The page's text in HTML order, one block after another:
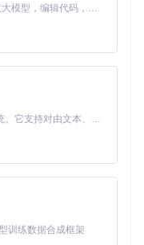
Claude Code 的开源替代方案。连接任意大模型，编辑代码，运行命令，自动验证 — 全自动执行。用 Rust 构建，极致性能。 ｜ An open-source alternative to Claude Code. Connect any LLM, edit code, run commands, and verify changes — autonomously. Built in Rust for speed. Get Started
MiniMax H3 是一个通用的全模态生成系统。它支持对由文本、图像、视频和音频组成的多模态上下文进行统一理解，并能生成分辨率高达 2K、时长可达 15 秒的带原生立体声音频的视频。得益于面向任务泛化的系统设计，H3 在预训练阶段就已具备广泛的多模态上下文理解与生成能力，能够出色地执行复杂的多模态指令。
训练数据合成框架